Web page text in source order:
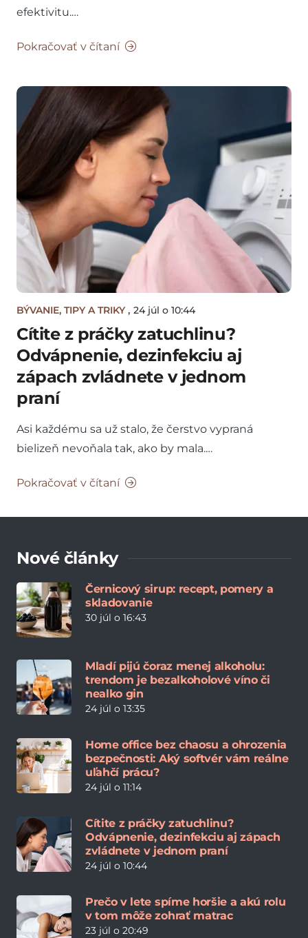
efektivitu.…
Pokračovať v čítaní
BÝVANIE, TIPY A TRIKY , 24 júl o 10:44
Cítite z práčky zatuchlinu?
Odvápnenie, dezinfekciu aj
zápach zvládnete v jednom
praní
Asi každému sa už stalo, že čerstvo vypraná
bielizeň nevoňala tak, ako by mala.…
Pokračovať v čítaní
Nové články
Černicový sirup: recept, pomery a
skladovanie
30 júl o 16:43
Mladí pijú čoraz menej alkoholu:
trendom je bezalkoholové víno či
nealko gin
24 júl o 13:35
Home office bez chaosu a ohrozenia
bezpečnosti: Aký softvér vám reálne
uľahčí prácu?
24 júl o 11:14
Cítite z práčky zatuchlinu?
Odvápnenie, dezinfekciu aj zápach
zvládnete v jednom praní
24 júl o 10:44
Prečo v lete spíme horšie a akú rolu
v tom môže zohrať matrac
23 júl o 20:49